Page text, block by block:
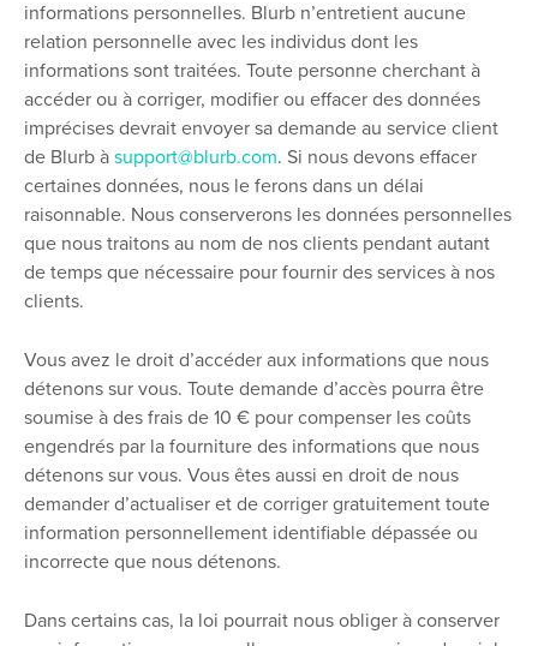
informations personnelles. Blurb n’entretient aucune
relation personnelle avec les individus dont les
informations sont traitées. Toute personne cherchant à
accéder ou à corriger, modifier ou effacer des données
imprécises devrait envoyer sa demande au service client
de Blurb à support@blurb.com. Si nous devons effacer
certaines données, nous le ferons dans un délai
raisonnable. Nous conserverons les données personnelles
que nous traitons au nom de nos clients pendant autant
de temps que nécessaire pour fournir des services à nos
clients.
Vous avez le droit d’accéder aux informations que nous
détenons sur vous. Toute demande d’accès pourra être
soumise à des frais de 10 € pour compenser les coûts
engendrés par la fourniture des informations que nous
détenons sur vous. Vous êtes aussi en droit de nous
demander d’actualiser et de corriger gratuitement toute
information personnellement identifiable dépassée ou
incorrecte que nous détenons.
Dans certains cas, la loi pourrait nous obliger à conserver